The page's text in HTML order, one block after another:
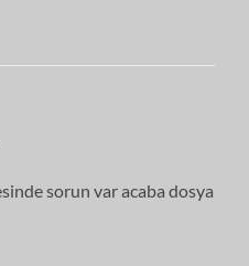
sorun var acaba dosya